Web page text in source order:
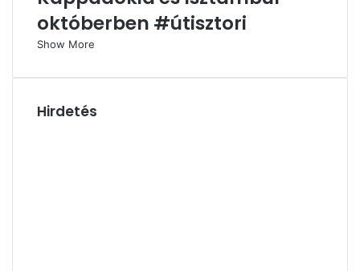
októberben #útisztori
Show More
Hirdetés